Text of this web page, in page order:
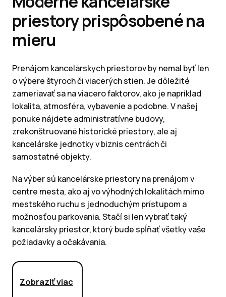
priestory prispôsobené na
mieru
Prenájom kancelárskych priestorov by nemal byť len
o výbere štyroch či viacerých stien. Je dôležité
zameriavať sa na viacero faktorov, ako je napríklad
lokalita, atmosféra, vybavenie a podobne. V našej
ponuke nájdete administratívne budovy,
zrekonštruované historické priestory, ale aj
kancelárske jednotky v biznis centrách či
samostatné objekty.
Na výber sú kancelárske priestory na prenájom v
centre mesta, ako aj vo výhodných lokalitách mimo
mestského ruchu s jednoduchým prístupom a
možnosťou parkovania. Stačí si len vybrať taký
kancelársky priestor, ktorý bude spĺňať všetky vaše
požiadavky a očakávania.
Zobraziť viac